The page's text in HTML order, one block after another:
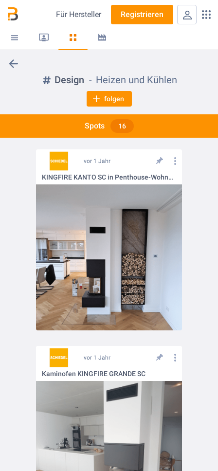
Für Hersteller Registrieren
Design Heizen und Kühlen
folgen
Spots 16
vor 1 Jahr
KINGFIRE KANTO SC in Penthouse-Wohnung
vor 1 Jahr
Kaminofen KINGFIRE GRANDE SC